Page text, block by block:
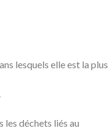
lesquels elle est la plus
les déchets liés au